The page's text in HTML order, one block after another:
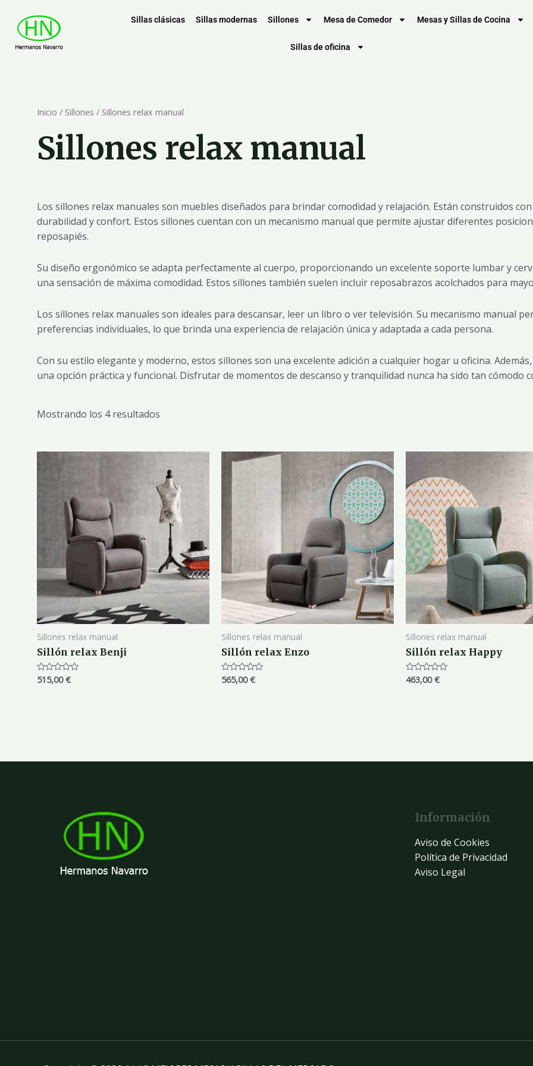
Sillas clásicas Sillas modernas Sillones Mesa de Comedor Mesas y Sillas de Cocina
Sillas de oficina
Inicio / Sillones / Sillones relax manual
Sillones relax manual
Los sillones relax manuales son muebles diseñados para brindar comodidad y relajación. Están construidos
durabilidad y confort. Estos sillones cuentan con un mecanismo manual que permite ajustar diferentes
reposapiés.
Su diseño ergonómico se adapta perfectamente al cuerpo, proporcionando un excelente soporte lumbar y
una sensación de máxima comodidad. Estos sillones también suelen incluir reposabrazos acolchados para
Los sillones relax manuales son ideales para descansar, leer un libro o ver televisión. Su mecanismo manual
preferencias individuales, lo que brinda una experiencia de relajación única y adaptada a cada persona.
Con su estilo elegante y moderno, estos sillones son una excelente adición a cualquier hogar u oficina.
una opción práctica y funcional. Disfrutar de momentos de descanso y tranquilidad nunca ha sido tan cómodo
Mostrando los 4 resultados
Sillones relax manual
Sillón relax Benji
Valorado
515,00€
Sillones relax manual
Sillón relax Enzo
Valorado
565,00€
Sillones relax manual
Sillón relax Happy
Valorado
463,00€
Información
Aviso de Cookies
Política de Privacidad
Aviso Legal